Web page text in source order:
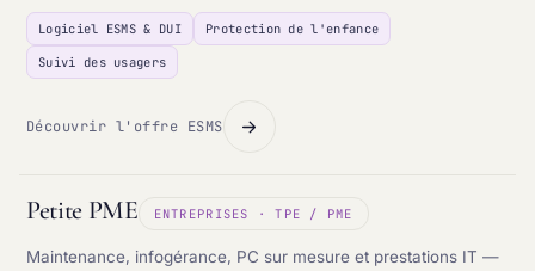
Logiciel ESMS & DUI
Protection de l'enfance
Suivi des usagers
Découvrir l'offre ESMS
Petite PME ENTREPRISES · TPE / PME
Maintenance, infogérance, PC sur mesure et prestations IT —